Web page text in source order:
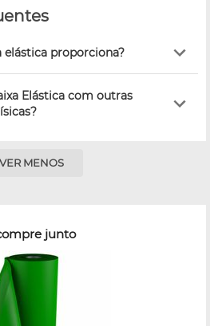
elástica proporciona?
Elástica com outras
VER MENOS
junto